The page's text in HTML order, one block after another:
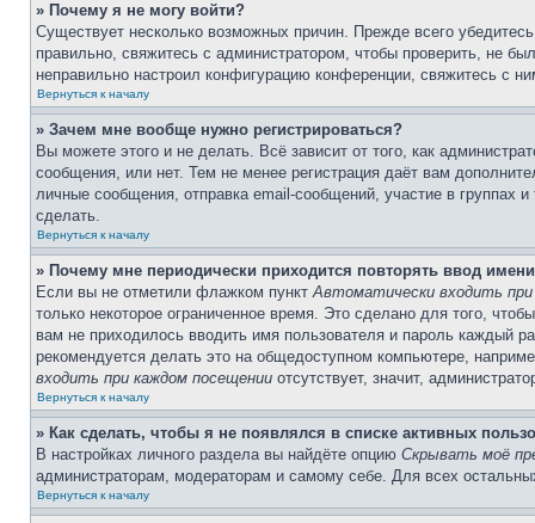
» Почему я не могу войти?
Существует несколько возможных причин. Прежде всего
правильно, свяжитесь с администратором, чтобы проверить, не
неправильно настроил конфигурацию конференции, свяжитесь с
Вернуться к началу
» Зачем мне вообще нужно регистрироваться?
Вы можете этого и не делать. Всё зависит от того, как
сообщения, или нет. Тем не менее регистрация даёт вам
личные сообщения, отправка email-сообщений, участие в группах
сделать.
Вернуться к началу
» Почему мне периодически приходится повторять ввод
Если вы не отметили флажком пунктАвтоматически входить
только некоторое ограниченное время. Это сделано для того,
вам не приходилось вводить имя пользователя и пароль каждый
рекомендуется делать это на общедоступном компьютере,
входить при каждом посещении отсутствует, значит,
Вернуться к началу
» Как сделать, чтобы я не появлялся в списке активных
В настройках личного раздела вы найдёте опцию Скрывать моё
администраторам, модераторам и самому себе. Для всех
Вернуться к началу